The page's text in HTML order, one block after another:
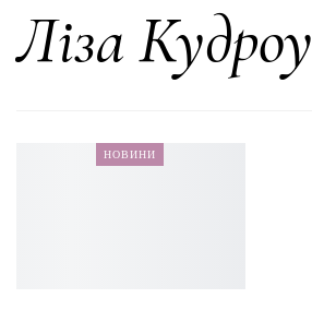
Ліза Кудроу
НОВИНИ